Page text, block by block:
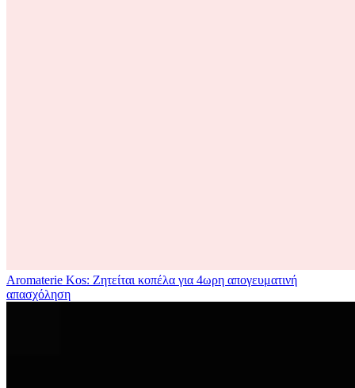
Aromaterie Kos: Ζητείται κοπέλα για 4ωρη απογευματινή
απασχόληση